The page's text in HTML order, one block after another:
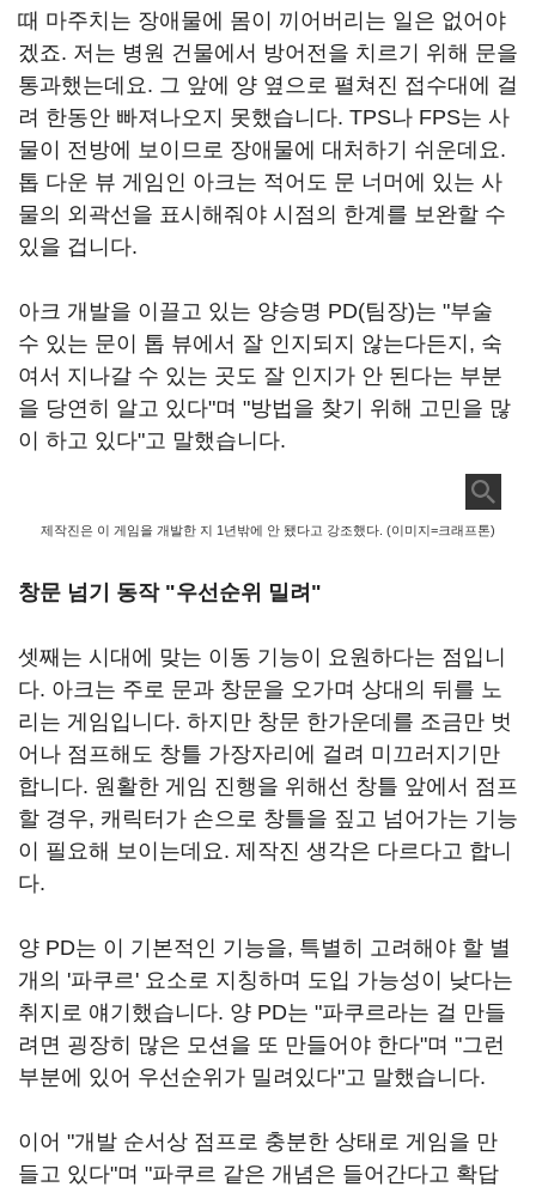
때 마주치는 장애물에 몸이 끼어버리는 일은 없어야
겠죠. 저는 병원 건물에서 방어전을 치르기 위해 문을
통과했는데요. 그 앞에 양 옆으로 펼쳐진 접수대에 걸
려 한동안 빠져나오지 못했습니다. TPS나 FPS는 사
물이 전방에 보이므로 장애물에 대처하기 쉬운데요.
톱 다운 뷰 게임인 아크는 적어도 문 너머에 있는 사
물의 외곽선을 표시해줘야 시점의 한계를 보완할 수
있을 겁니다.
아크 개발을 이끌고 있는 양승명 PD(팀장)는 "부술
수 있는 문이 톱 뷰에서 잘 인지되지 않는다든지, 숙
여서 지나갈 수 있는 곳도 잘 인지가 안 된다는 부분
을 당연히 알고 있다"며 "방법을 찾기 위해 고민을 많
이 하고 있다"고 말했습니다.
제작진은 이 게임을 개발한 지 1년밖에 안 됐다고 강조했다. (이미지=크래프톤)
창문 넘기 동작 "우선순위 밀려"
셋째는 시대에 맞는 이동 기능이 요원하다는 점입니
다. 아크는 주로 문과 창문을 오가며 상대의 뒤를 노
리는 게임입니다. 하지만 창문 한가운데를 조금만 벗
어나 점프해도 창틀 가장자리에 걸려 미끄러지기만
합니다. 원활한 게임 진행을 위해선 창틀 앞에서 점프
할 경우, 캐릭터가 손으로 창틀을 짚고 넘어가는 기능
이 필요해 보이는데요. 제작진 생각은 다르다고 합니
다.
양 PD는 이 기본적인 기능을, 특별히 고려해야 할 별
개의 '파쿠르' 요소로 지칭하며 도입 가능성이 낮다는
취지로 얘기했습니다. 양 PD는 "파쿠르라는 걸 만들
려면 굉장히 많은 모션을 또 만들어야 한다"며 "그런
부분에 있어 우선순위가 밀려있다"고 말했습니다.
이어 "개발 순서상 점프로 충분한 상태로 게임을 만
들고 있다"며 "파쿠르 같은 개념은 들어간다고 확답